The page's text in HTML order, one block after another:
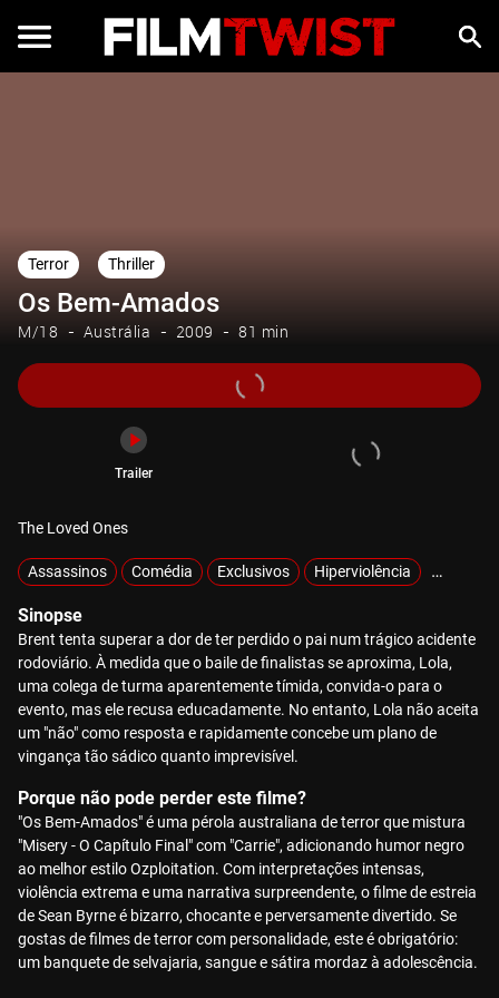
Terror Thriller
Os Bem-Amados
M/18 Austrália 2009 81 min
Trailer
The Loved Ones
Assassinos Comédia Exclusivos Hiperviolência MOTELX
Sinopse
Brent tenta superar a dor de ter perdido o pai num trágico acidente
rodoviário. À medida que o baile de finalistas se aproxima, Lola,
uma colega de turma aparentemente tímida, convida-o para o
evento, mas ele recusa educadamente. No entanto, Lola não aceita
um "não" como resposta e rapidamente concebe um plano de
vingança tão sádico quanto imprevisível.
Porque não pode perder este filme?
"Os Bem-Amados" é uma pérola australiana de terror que mistura
"Misery - O Capítulo Final" com "Carrie", adicionando humor negro
ao melhor estilo Ozploitation. Com interpretações intensas,
violência extrema e uma narrativa surpreendente, o filme de estreia
de Sean Byrne é bizarro, chocante e perversamente divertido. Se
gostas de filmes de terror com personalidade, este é obrigatório:
um banquete de selvajaria, sangue e sátira mordaz à adolescência.